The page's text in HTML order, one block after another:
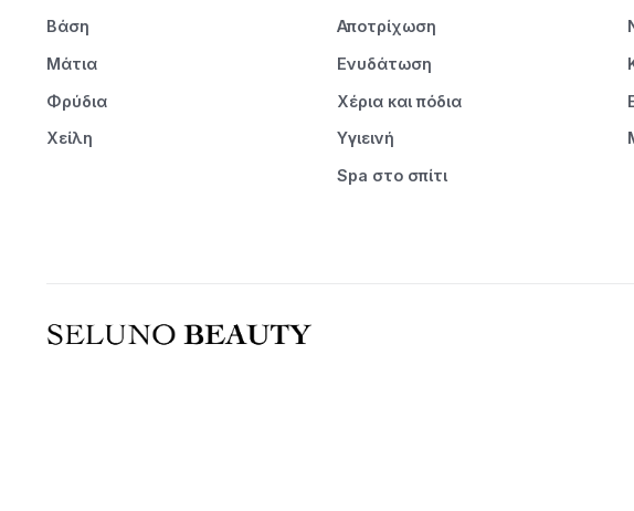
Βάση
Μάτια
Φρύδια
Χείλη
Αποτρίχωση
Ενυδάτωση
Χέρια και πόδια
Υγιεινή
Spa στο σπίτι